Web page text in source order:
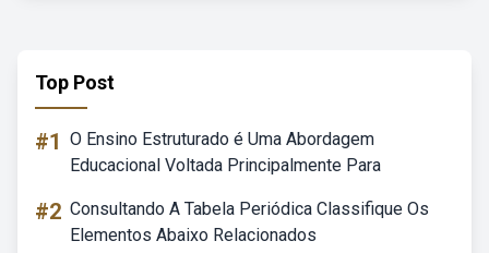
Top Post
#1 O Ensino Estruturado é Uma Abordagem
Educacional Voltada Principalmente Para
#2 Consultando A Tabela Periódica Classifique Os
Elementos Abaixo Relacionados